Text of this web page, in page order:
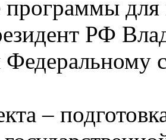
программы
РФ
–